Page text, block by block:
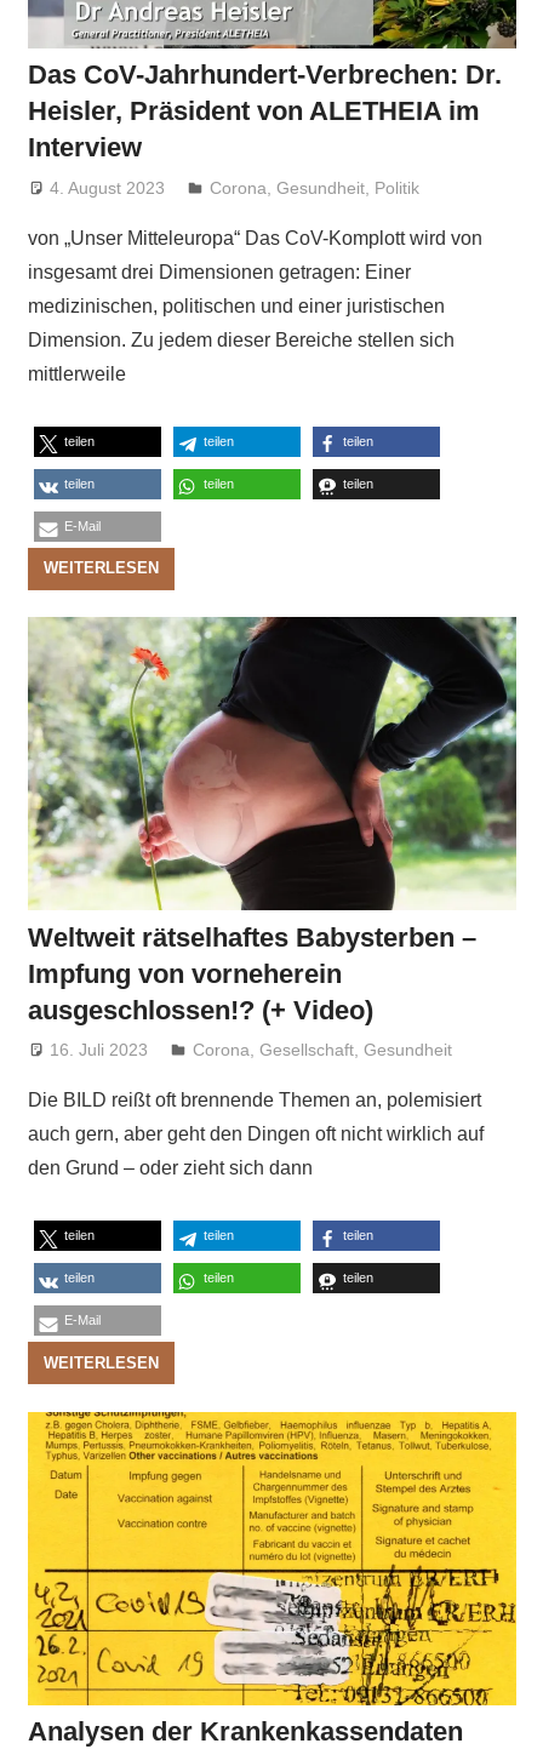
Das CoV-Jahrhundert-Verbrechen: Dr.
Heisler, Präsident von ALETHEIA im
Interview
4. August 2023 Niki Vogt
Corona ,Gesundheit Politik
von „Unser Mitteleuropa“ Das CoV-Komplott wird von
insgesamt drei Dimensionen getragen: Einer
medizinischen, politischen und einer juristischen
Dimension. Zu jedem dieser Bereiche stellen sich
mittlerweile
teilen teilen teilen
teilen teilen teilen
E-Mail
WEITERLESEN
Weltweit rätselhaftes Babysterben –
Impfung von vorneherein
ausgeschlossen!? (+ Video)
16. Juli 2023 Niki Vogt
Corona,Gesellschaft,Gesundheit
Die BILD reißt oft brennende Themen an, polemisiert
auch gern, aber geht den Dingen oft nicht wirklich auf
den Grund – oder zieht sich dann
teilen teilen teilen
teilen teilen teilen
E-Mail
WEITERLESEN
Analysen der Krankenkassendaten